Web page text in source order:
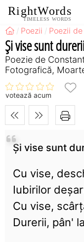
RightWords
TIMELESS WORDS
Poezii Poezii
Și vise sunt
Poezie de
Fotografică,
votează acum
Și vise sunt
Cu vise,
Iubirilor
Cu vise,
Durerii, pân'